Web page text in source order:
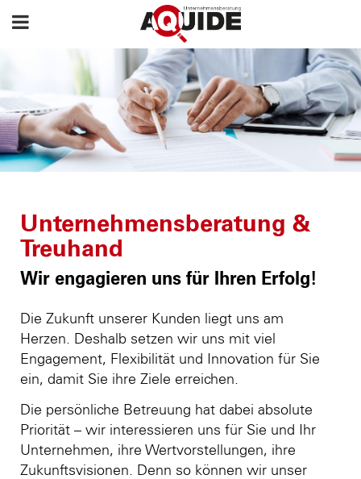
Unternehmensberatung &
Treuhand
Wir engagieren uns für Ihren Erfolg!
Die Zukunft unserer Kunden liegt uns am
Herzen. Deshalb setzen wir uns mit viel
Engagement, Flexibilität und Innovation für Sie
ein, damit Sie ihre Ziele erreichen.
Die persönliche Betreuung hat dabei absolute
Priorität – wir interessieren uns für Sie und Ihr
Unternehmen, ihre Wertvorstellungen, ihre
Zukunftsvisionen. Denn so können wir unser